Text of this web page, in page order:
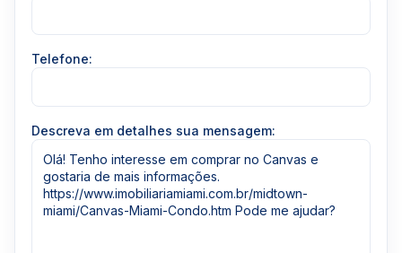
Telefone:
Descreva em detalhes sua mensagem: